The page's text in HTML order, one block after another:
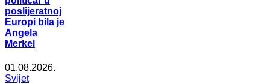
poslijeratnoj
Europi bila je
Angela
Merkel
01.08.2026.
Svijet